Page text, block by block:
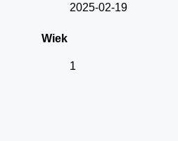
2025-02-19
Wiek
1